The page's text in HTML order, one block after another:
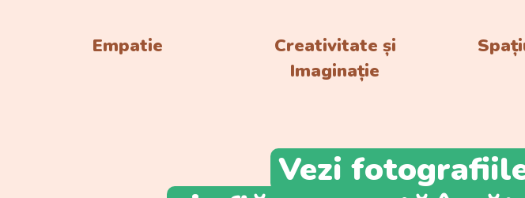
Empatie
Creativitate și
Imaginație
Vezi